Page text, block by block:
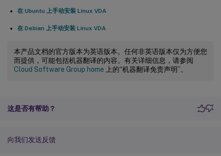
在 Ubuntu 上手动安装 Linux VDA
在 Debian 上手动安装 Linux VDA
本产品文档的官方版本为英语版本。任何非英语版本仅为方便您
而提供，可能包括机器翻译的内容。有关详细信息，请参阅
Cloud Software Group home 上的“机器翻译免责声明”。
这是否有帮助？
向我们发送反馈